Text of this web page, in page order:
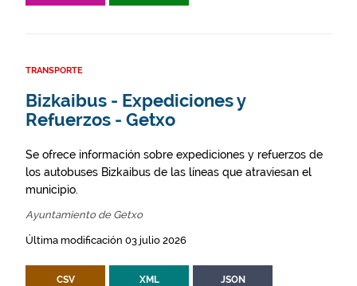
TRANSPORTE
Bizkaibus - Expediciones y
Refuerzos - Getxo
Se ofrece información sobre expediciones y refuerzos de
los autobuses Bizkaibus de las líneas que atraviesan el
municipio.
Ayuntamiento de Getxo
Última modificación 03 julio 2026
CSV XML JSON